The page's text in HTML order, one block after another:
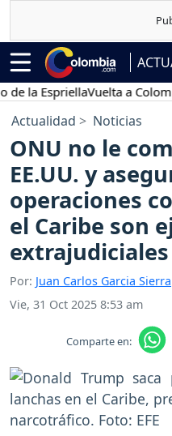
EspriellaVuelta a Colombia
Actualidad Noticias
ONU no le
EE.UU. y
operaciones
el Caribe son
extrajudiciales
Por: Juan Carlos Garcia Sierra
Vie, 31 Oct 2025 8:53 am
Comparte en: